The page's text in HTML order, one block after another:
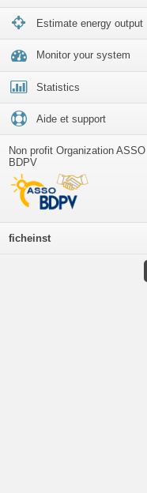
Estimate energy output
Monitor your system
Statistics
Aide et support
Non profit Organization ASSO
BDPV
ficheinst